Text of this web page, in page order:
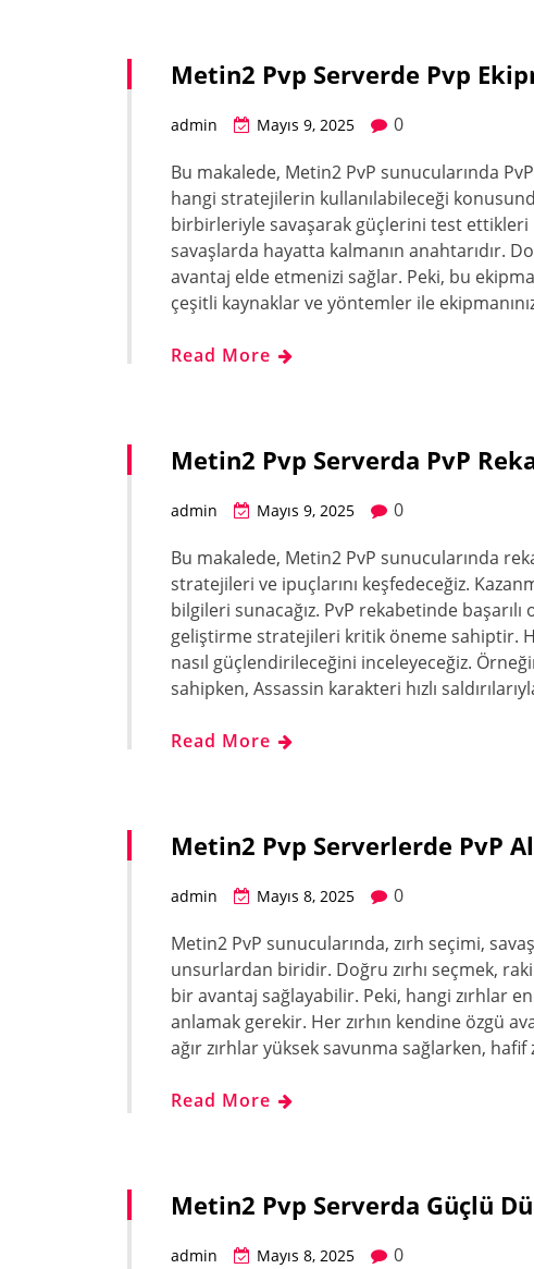
Metin2 Pvp Serverde Pvp
admin Mayıs 9, 2025
0
Bu makalede, Metin2 PvP sunucularında
hangi stratejilerin kullanılabileceği
birbirleriyle savaşarak güçlerini test ettikleri
savaşlarda hayatta kalmanın anahtarıdır.
avantaj elde etmenizi sağlar. Peki, bu
çeşitli kaynaklar ve yöntemler ile
Read More
Metin2 Pvp Serverda PvP
admin Mayıs 9, 2025
0
Bu makalede, Metin2 PvP sunucularında
stratejileri ve ipuçlarını keşfedeceğiz.
bilgileri sunacağız. PvP rekabetinde
geliştirme stratejileri kritik öneme sahiptir.
nasıl güçlendirileceğini inceleyeceğiz.
sahipken, Assassin karakteri hızlı
Read More
Metin2 Pvp Serverlerde PvP
admin Mayıs 8, 2025
0
Metin2 PvP sunucularında, zırh seçimi,
unsurlardan biridir. Doğru zırhı seçmek,
bir avantaj sağlayabilir. Peki, hangi zırhlar
anlamak gerekir. Her zırhın kendine özgü
ağır zırhlar yüksek savunma sağlarken,
Read More
Metin2 Pvp Serverda Güçlü
admin Mayıs 8, 2025
0